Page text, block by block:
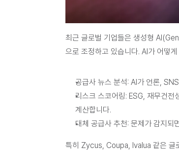
최근 글로벌 기업들은 생성형
으로 조정하고 있습니다. AI가 어떻
공급사 뉴스 분석: AI가 언론,
리스크 스코어링: ESG, 재무건전
계산합니다.
대체 공급사 추천: 문제가 감지되
특히 Zycus, Coupa, Ivalua 같은 글